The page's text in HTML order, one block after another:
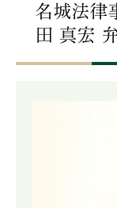
名城法律
田 真宏